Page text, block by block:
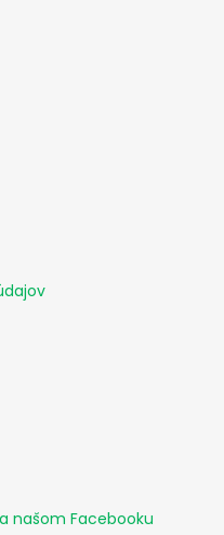
našom Facebooku